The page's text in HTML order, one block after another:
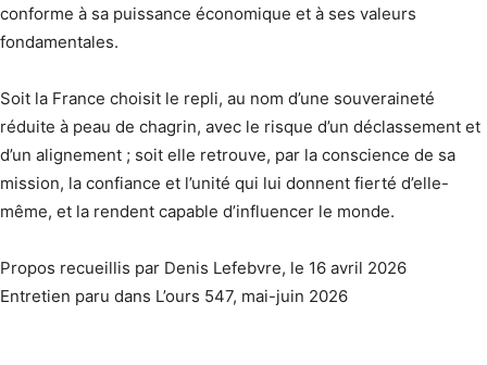
conforme à sa puissance économique et à ses valeurs
fondamentales.
Soit la France choisit le repli, au nom d’une souveraineté
réduite à peau de chagrin, avec le risque d’un déclassement et
d’un alignement ; soit elle retrouve, par la conscience de sa
mission, la confiance et l’unité qui lui donnent fierté d’elle-
même, et la rendent capable d’influencer le monde.
Propos recueillis par Denis Lefebvre, le 16 avril 2026
Entretien paru dans L’ours 547, mai-juin 2026